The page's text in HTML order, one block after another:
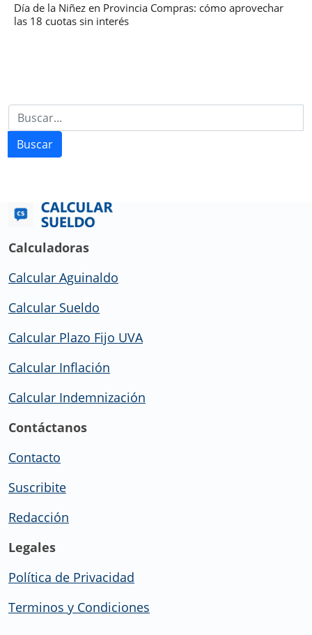
Día de la Niñez en Provincia Compras: cómo aprovechar
las 18 cuotas sin interés
Buscar
Calculadoras
Calcular Aguinaldo
Calcular Sueldo
Calcular Plazo Fijo UVA
Calcular Inflación
Calcular Indemnización
Contáctanos
Contacto
Suscribite
Redacción
Legales
Política de Privacidad
Terminos y Condiciones